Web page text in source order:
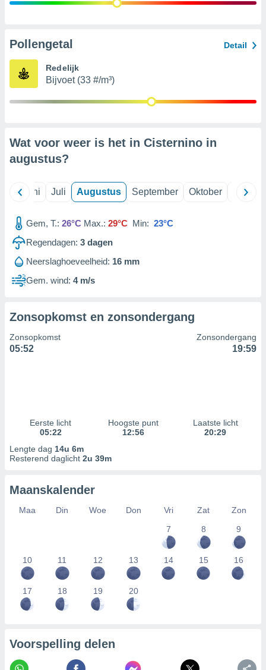
Pollengetal Detail
Redelijk
Bijvoet (33 #/m³)
Wat voor weer is het in Cisternino in
augustus?
Juni Juli Augustus September Oktober
Gem, T.: 26°C Max.: 29°C Min: 23°C
Regendagen: 3 dagen
Neerslaghoeveelheid: 16 mm
Gem. wind: 4 m/s
Zonsopkomst en zonsondergang
Zonsopkomst
05:52
Zonsondergang
19:59
Eerste licht
05:22
Hoogste punt
12:56
Laatste licht
20:29
Lengte dag 14u 6m
Resterend daglicht 2u 39m
Maanskalender
Maa Din Woe Don Vri Zat
Zon
7
8 9
10 11 12 13 14 15 16
17 18 19 20
Voorspelling delen